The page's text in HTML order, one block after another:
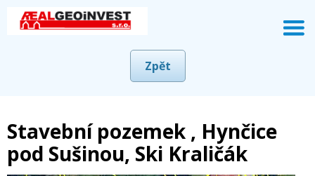
Zpět
Stavební pozemek , Hynčice
pod Sušinou, Ski Kraličák